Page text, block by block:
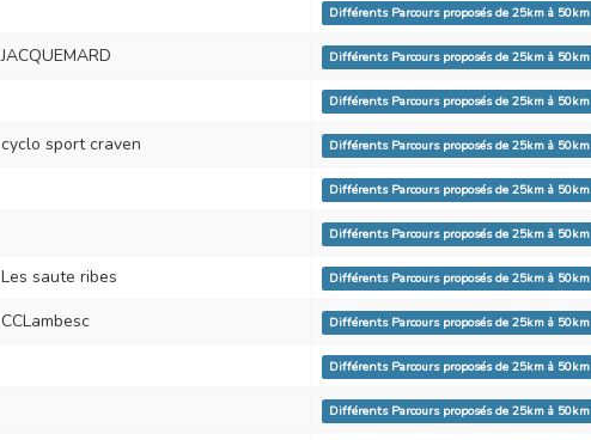
Différents Parcours proposés de 25km à 50km
JACQUEMARD Différents Parcours proposés de 25km à 50km
Différents Parcours proposés de 25km à 50km
cyclo sport craven Différents Parcours proposés de 25km à 50km
Différents Parcours proposés de 25km à 50km
Différents Parcours proposés de 25km à 50km
Les saute ribes Différents Parcours proposés de 25km à 50km
CCLambesc Différents Parcours proposés de 25km à 50km
Différents Parcours proposés de 25km à 50km
Différents Parcours proposés de 25km à 50km